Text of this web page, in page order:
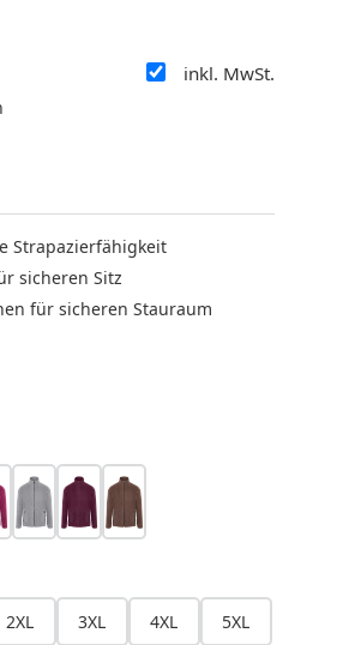
inkl. MwSt.
Strapazierfähigkeit
sicheren Sitz
für sicheren Stauraum
platingrauauberginehellbraun
2XL 3XL 4XL 5XL